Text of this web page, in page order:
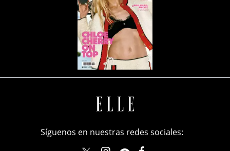
Síguenos en nuestras redes sociales: